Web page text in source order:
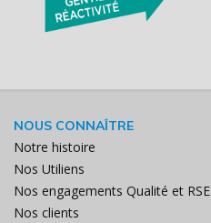
NOUS CONNAÎTRE
Notre histoire
Nos Utiliens
Nos engagements Qualité et RSE
Nos clients